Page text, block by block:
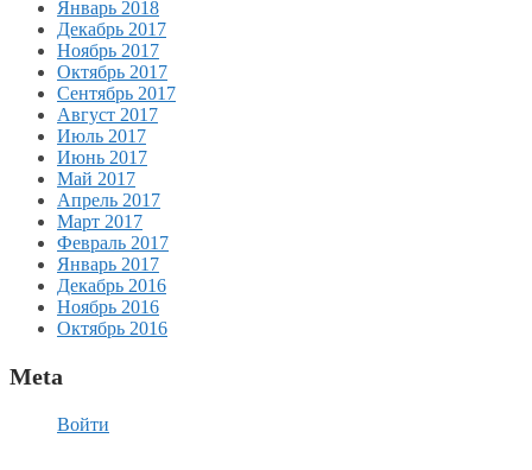
Январь 2018
Декабрь 2017
Ноябрь 2017
Октябрь 2017
Сентябрь 2017
Август 2017
Июль 2017
Июнь 2017
Май 2017
Апрель 2017
Март 2017
Февраль 2017
Январь 2017
Декабрь 2016
Ноябрь 2016
Октябрь 2016
Meta
Войти